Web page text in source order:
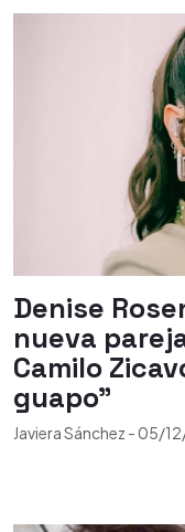
Denise
nueva
Camilo
guapo"
Javiera Sánchez - 05/